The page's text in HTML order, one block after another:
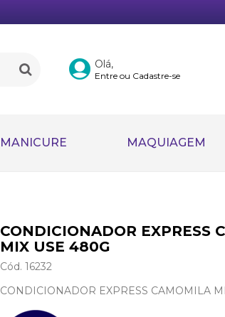
Olá,
Entre ou Cadastre-se
MANICURE MAQUIAGEM
CONDICIONADOR EXPRESS
MIX USE 480G
Cód. 16232
CONDICIONADOR EXPRESS CAMOMILA